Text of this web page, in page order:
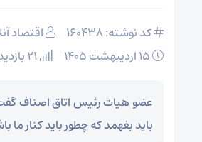
کد نوشته: 160438
اقتصاد
عضو هیات رئیس اتاق اصناف
باید بفهمد که چطور باید کنار ما